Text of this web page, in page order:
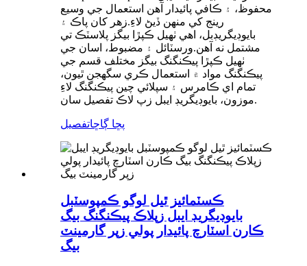
محفوظ، ۽ ڪافي پائيدار آهن استعمال جي وسيع
رينج کي منهن ڏيڻ لاءِ.زهر کان پاڪ ۽
بايوڊيگريڊبل، اهي ٺهيل ڪپڙا بيگز پلاسٽڪ تي
مشتمل نه آهن.ورسٽائل ۽ مضبوط، اسان جي
ٺهيل ڪپڙا پيڪنگنگ بيگز مختلف قسم جي
پيڪنگنگ مواد ۾ استعمال ڪري سگھجن ٿيون،
تمام اي ڪامرس ۽ سپلائي چين پيڪنگنگ لاءِ
موزون، بايوڊيگريڊ ايبل زپ لاڪ تفصيل سان.
پڇا ڳاڇاتفصيل
ڪسٽمائيز ٿيل لوگو ڪمپوسٽبل
بايوڊيگريڊ ايبل زپلاڪ پيڪنگنگ بيگ
ڪارن اسٽارچ پائيدار پولي زپر گارمينٽ
بيگ